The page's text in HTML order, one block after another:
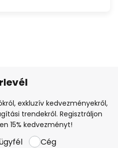
exkluzív kedvezményekről,
trendekről. Regisztráljon
15% kedvezményt!
Cég